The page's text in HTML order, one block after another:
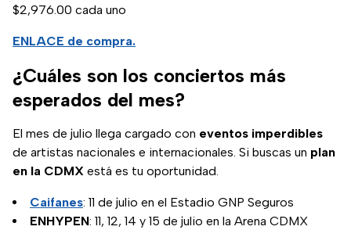
$2,976.00 cada uno
ENLACE de compra.
¿Cuáles son los conciertos más
esperados del mes?
El mes de julio llega cargado con eventos imperdibles
de artistas nacionales e internacionales. Si buscas un plan
en la CDMX está es tu oportunidad.
Caifanes: 11 de julio en el Estadio GNP Seguros
ENHYPEN: 11, 12, 14 y 15 de julio en la Arena CDMX